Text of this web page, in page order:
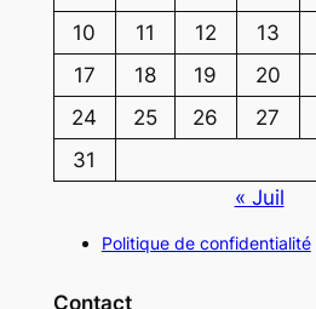
10
11 12 13
17
18 19 20
24
25 26 27
31
« Juil
Politique de confidentialité
Contact